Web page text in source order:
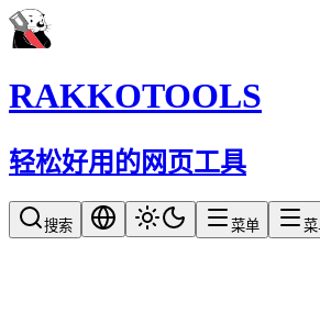
RAKKOTOOLS
轻松好用的网页工具
搜索 菜单